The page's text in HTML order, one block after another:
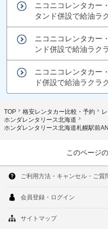
ニコニコレンタカー
タンド併設で給油ラ
ニコニコレンタカー
ンド併設で給油ラク
ニコニコレンタカー
ド併設で給油ラクラク
TOP 格安レンタカー比較・予約
ホンダレンタリース北海道
ホンダレンタリース北海道札幌駅前
このページ